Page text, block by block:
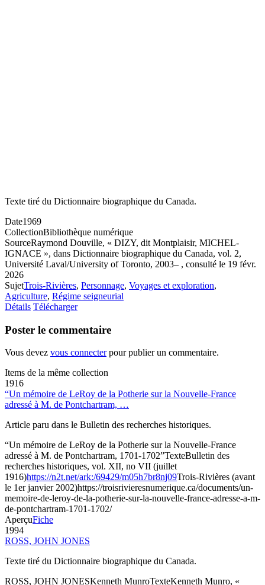
Texte tiré du Dictionnaire biographique du Canada.
Date1969
CollectionBibliothèque numérique
SourceRaymond Douville, « DIZY, dit Montplaisir, MICHEL-
IGNACE », dans Dictionnaire biographique du Canada, vol. 2,
Université Laval/University of Toronto, 2003– , consulté le 19 févr.
2026
SujetTrois-Rivières, Personnage, Voyages et exploration,
Agriculture, Régime seigneurial
Détails Télécharger
Poster le commentaire
Vous devez vous connecterpour publier un commentaire.
Items de la même collection
1916
“Un mémoire de LeRoy de la Potherie sur la Nouvelle-France
adressé à M. de Pontchartram, …
Article paru dans le Bulletin des recherches historiques.
“Un mémoire de LeRoy de la Potherie sur la Nouvelle-France
adressé à M. de Pontchartram, 1701-1702”TexteBulletin des
recherches historiques, vol. XII, no VII (juillet
1916)https://n2t.net/ark:/69429/m05h7br8nj09Trois-Rivières (avant
le 1er janvier 2002)https://troisrivieresnumerique.ca/documents/un-
memoire-de-leroy-de-la-potherie-sur-la-nouvelle-france-adresse-a-m-
de-pontchartram-1701-1702/
AperçuFiche
1994
ROSS, JOHN JONES
Texte tiré du Dictionnaire biographique du Canada.
ROSS, JOHN JONESKenneth MunroTexteKenneth Munro, «